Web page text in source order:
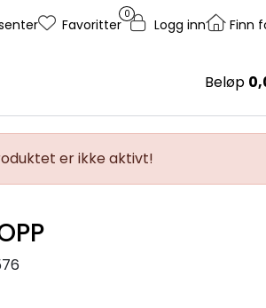
0
Favoritter Logg inn Finn
Beløp
og støtte
er ikke aktivt!